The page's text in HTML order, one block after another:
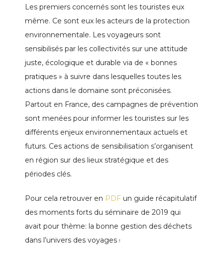
Les premiers concernés sont les touristes eux
même. Ce sont eux les acteurs de la protection
environnementale. Les voyageurs sont
sensibilisés par les collectivités sur une attitude
juste, écologique et durable via de « bonnes
pratiques » à suivre dans lesquelles toutes les
actions dans le domaine sont préconisées.
Partout en France, des campagnes de prévention
sont menées pour informer les touristes sur les
différents enjeux environnementaux actuels et
futurs. Ces actions de sensibilisation s’organisent
en région sur des lieux stratégique et des
périodes clés.
Pour cela retrouver en PDF un guide récapitulatif
des moments forts du séminaire de 2019 qui
avait pour thème: la bonne gestion des déchets
dans l’univers des voyages !